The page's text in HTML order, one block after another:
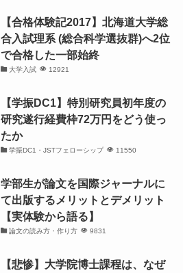
【合格体験記2017】北海道大学総
合入試理系 (総合科学選抜群)へ2位
で合格した一部始終
大学入試 12921
【学振DC1】特別研究員初年度の
研究遂行経費枠72万円をどう使っ
たか
学振DC1・JSTフェローシップ 11550
学部生が論文を国際ジャーナルに
て出版するメリットとデメリット
【実体験から語る】
論文の読み方・作り方 9831
【悲惨】大学院博士課程は、なぜ